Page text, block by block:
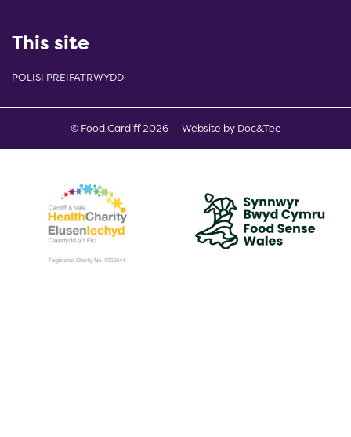
This site
POLISI PREIFATRWYDD
© Food Cardiff 2026 Website by Doc&Tee(opens new